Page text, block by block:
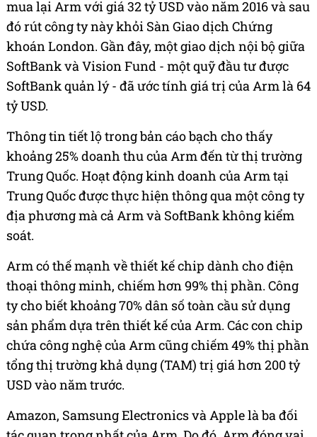
mua lại Arm với giá 32 tỷ USD vào năm 2016 và sau
đó rút công ty này khỏi Sàn Giao dịch Chứng
khoán London. Gần đây, một giao dịch nội bộ giữa
SoftBank và Vision Fund - một quỹ đầu tư được
SoftBank quản lý - đã ước tính giá trị của Arm là 64
tỷ USD.
Thông tin tiết lộ trong bản cáo bạch cho thấy
khoảng 25% doanh thu của Arm đến từ thị trường
Trung Quốc. Hoạt động kinh doanh của Arm tại
Trung Quốc được thực hiện thông qua một công ty
địa phương mà cả Arm và SoftBank không kiểm
soát.
Arm có thế mạnh về thiết kế chip dành cho điện
thoại thông minh, chiếm hơn 99% thị phần. Công
ty cho biết khoảng 70% dân số toàn cầu sử dụng
sản phẩm dựa trên thiết kế của Arm. Các con chip
chứa công nghệ của Arm cũng chiếm 49% thị phần
tổng thị trường khả dụng (TAM) trị giá hơn 200 tỷ
USD vào năm trước.
Amazon, Samsung Electronics và Apple là ba đối